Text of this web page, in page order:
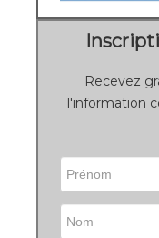
Recevez
l'information